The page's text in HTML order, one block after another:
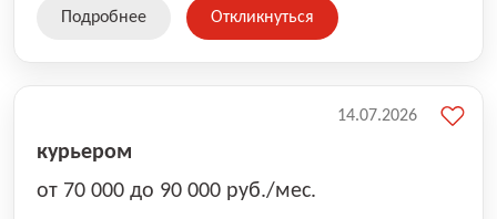
Подробнее Откликнуться
курьером
от 70 000 до 90 000 руб./мес.
14.07.2026